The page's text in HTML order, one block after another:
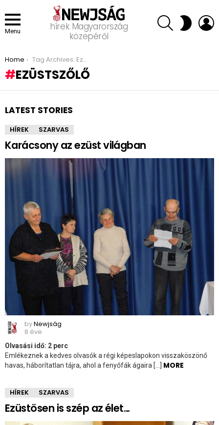
Menu
hírek Magyarország
közepéről
SEARCH SWITCH
SKIN
You are here:
Home Tag Archives: Ezüstszőlő
EZÜSTSZŐLŐ
LATEST STORIES
HÍREK SZARVAS
Karácsony az ezüst világban
byNewjság
8 éve
Olvasási idő: 2 perc
Emlékeznek a kedves olvasók a régi képeslapokon visszaköszönő
havas, háborítatlan tájra, ahol a fenyőfák ágaira […] MORE
HÍREK SZARVAS
Ezüstösen is szép az élet…